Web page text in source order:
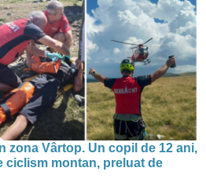
zona Vârtop. Un copil de 12 ani,
ciclism montan, preluat de